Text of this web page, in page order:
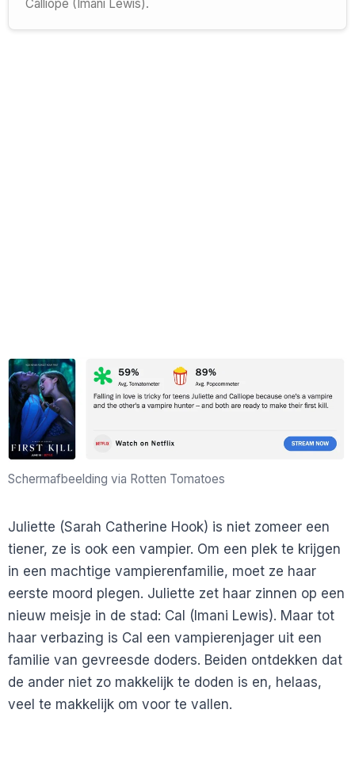
Calliope (Imani Lewis).
Schermafbeelding via Rotten Tomatoes
Juliette (Sarah Catherine Hook) is niet zomeer een
tiener, ze is ook een vampier. Om een plek te krijgen
in een machtige vampierenfamilie, moet ze haar
eerste moord plegen. Juliette zet haar zinnen op een
nieuw meisje in de stad: Cal (Imani Lewis). Maar tot
haar verbazing is Cal een vampierenjager uit een
familie van gevreesde doders. Beiden ontdekken dat
de ander niet zo makkelijk te doden is en, helaas,
veel te makkelijk om voor te vallen.